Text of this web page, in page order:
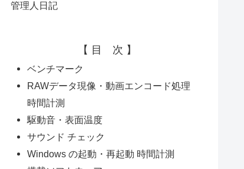
管理人日記
【 目 次 】
ベンチマーク
RAWデータ現像・動画エンコード処理
時間計測
駆動音・表面温度
サウンド チェック
Windows の起動・再起動 時間計測